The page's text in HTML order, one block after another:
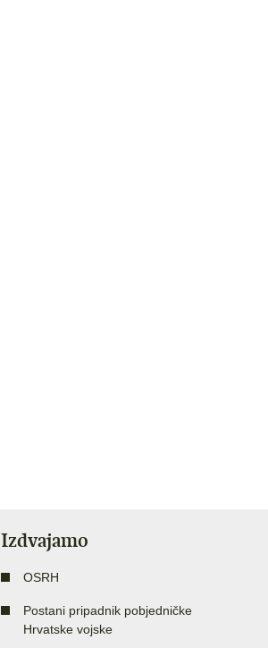
Izdvajamo
OSRH
Postani pripadnik pobjedničke
Hrvatske vojske